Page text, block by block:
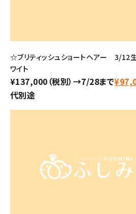
☆ブリティッシュショートヘアー 3/
ワイト
¥137,000（税別）→7/28まで
代別途